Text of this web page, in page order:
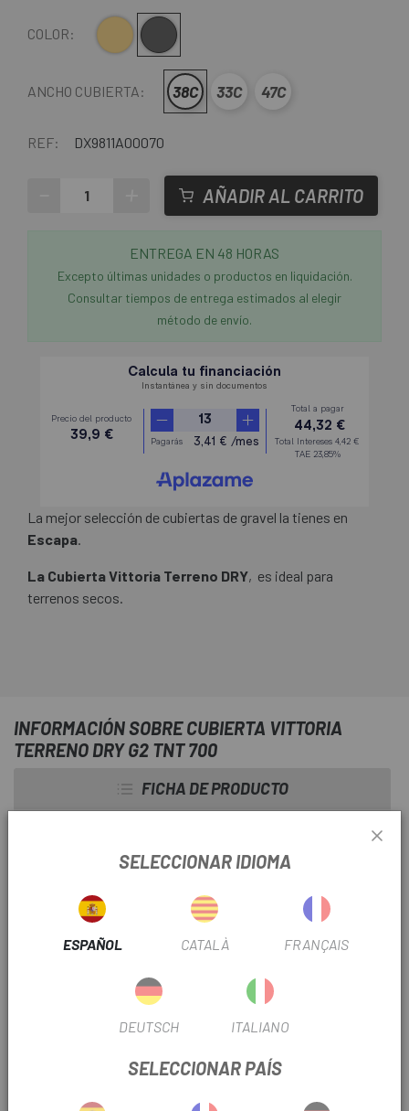
COLOR: CremaGris-Negro
ANCHO CUBIERTA: 38C 33C 47C
REF: DX9811A00070
AÑADIR AL CARRITO
ENTREGA EN 48 HORAS
Excepto últimas unidades o productos en liquidación.
Consultar tiempos de entrega estimados al elegir
método de envío.
La mejor selección de cubiertas de gravel la tienes en
Escapa.
La Cubierta Vittoria Terreno DRY, es ideal para
terrenos secos.
INFORMACIÓN SOBRE CUBIERTA VITTORIA
TERRENO DRY G2 TNT 700
FICHA DE PRODUCTO
OUTLET
INFORMACIÓN DEL PRODUCTO
todas las condiciones y la banda de rodadura lisa. La clave
SELECCIONAR IDIOMA
ESPAÑOL CATALÀ FRANÇAIS
DEUTSCH ITALIANO
SELECCIONAR PAÍS